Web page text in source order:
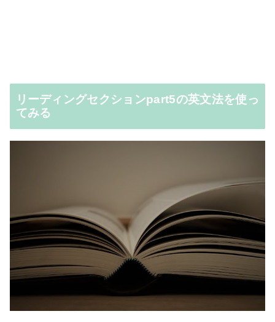
リーディングセクションpart5の英文法を使っ
てみる